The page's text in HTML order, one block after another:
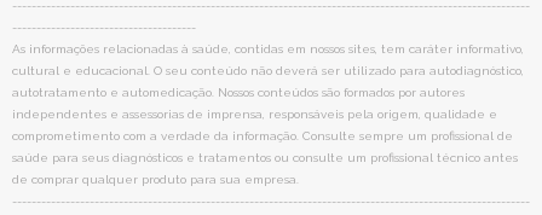
-----------------------------------------------------------------------------------------------------------
--------------------------------------
As informações relacionadas à saúde, contidas em nossos sites, tem caráter informativo,
cultural e educacional. O seu conteúdo não deverá ser utilizado para autodiagnóstico,
autotratamento e automedicação. Nossos conteúdos são formados por autores
independentes e assessorias de imprensa, responsáveis pela origem, qualidade e
comprometimento com a verdade da informação. Consulte sempre um profissional de
saúde para seus diagnósticos e tratamentos ou consulte um profissional técnico antes
de comprar qualquer produto para sua empresa.
-----------------------------------------------------------------------------------------------------------